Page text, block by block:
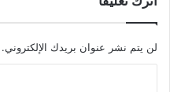
لن يتم نشر عنوان بريدك الإلكتروني.